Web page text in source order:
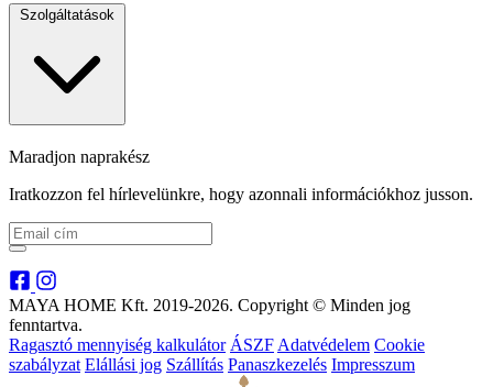
Szolgáltatások
Maradjon naprakész
Iratkozzon fel hírlevelünkre, hogy azonnali információkhoz jusson.
MAYA HOME Kft. 2019-2026. Copyright © Minden jog
fenntartva.
Ragasztó mennyiség kalkulátor ÁSZF Adatvédelem Cookie
szabályzat Elállási jog Szállítás Panaszkezelés Impresszum